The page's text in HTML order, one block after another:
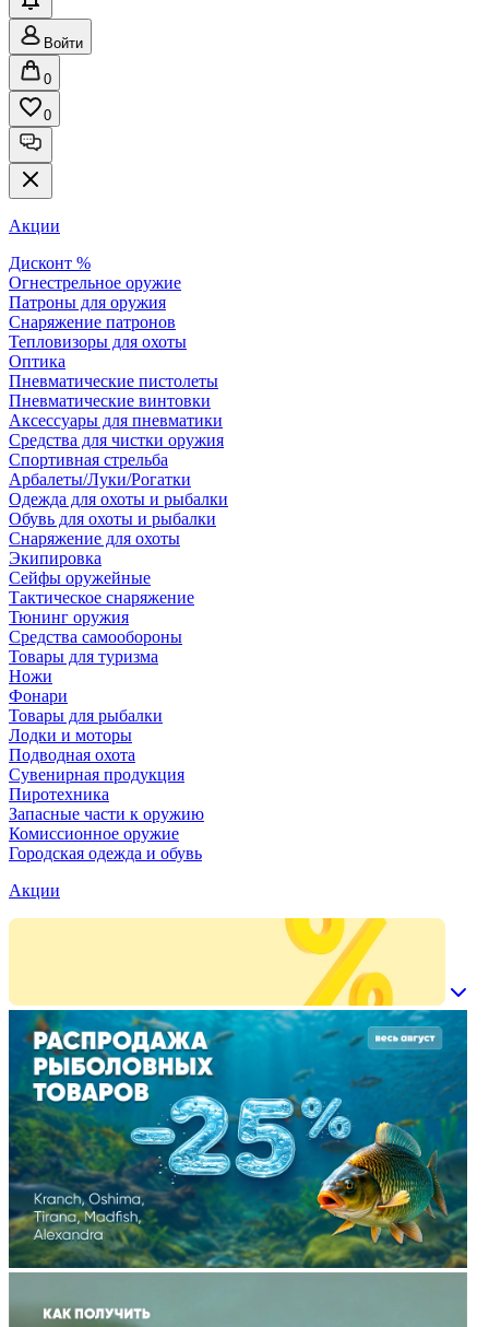
Войти
0
0
Акции
Дисконт %
Огнестрельное оружие
Патроны для оружия
Снаряжение патронов
Тепловизоры для охоты
Оптика
Пневматические пистолеты
Пневматические винтовки
Аксессуары для пневматики
Средства для чистки оружия
Спортивная стрельба
Арбалеты/Луки/Рогатки
Одежда для охоты и рыбалки
Обувь для охоты и рыбалки
Снаряжение для охоты
Экипировка
Сейфы оружейные
Тактическое снаряжение
Тюнинг оружия
Средства самообороны
Товары для туризма
Ножи
Фонари
Товары для рыбалки
Лодки и моторы
Подводная охота
Сувенирная продукция
Пиротехника
Запасные части к оружию
Комиссионное оружие
Городская одежда и обувь
Акции